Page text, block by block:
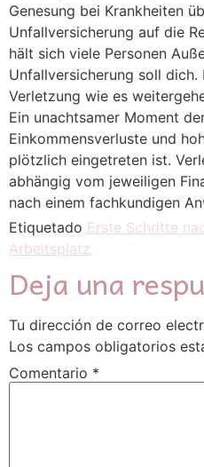
Genesung bei Krankheiten
Unfallversicherung auf die
hält sich viele Personen
Unfallversicherung soll dich.
Verletzung wie es
Ein unachtsamer Moment
Einkommensverluste und
plötzlich eingetreten ist.
abhängig vom jeweiligen
nach einem fachkundigen
Etiquetado Erste Schritte
Arbeitsplatz
Deja una
Tu dirección de correo
Los campos obligatorios
Comentario *